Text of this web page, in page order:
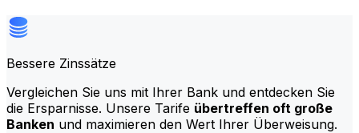
Bessere Zinssätze
Vergleichen Sie uns mit Ihrer Bank und entdecken Sie
die Ersparnisse. Unsere Tarife übertreffen oft große
Banken und maximieren den Wert Ihrer Überweisung.